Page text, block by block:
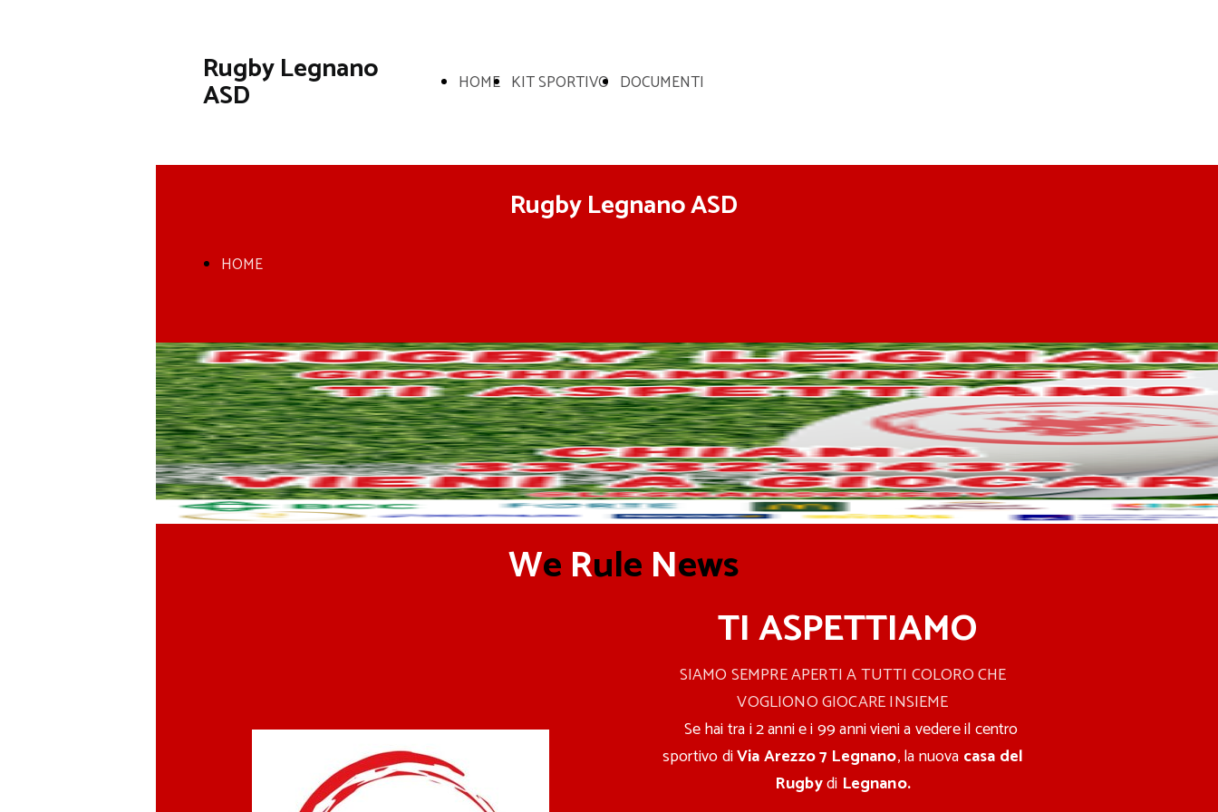
HOME KIT SPORTIVO DOCUMENTI
Rugby Legnano
ASD
Rugby Legnano ASD
HOME
WeRuleNews
TI ASPETTIAMO
SIAMO SEMPRE APERTI A TUTTI COLORO CHE
VOGLIONO GIOCARE INSIEME
Se hai tra i 2 anni e i 99 anni vieni a vedere il centro
sportivo diVia Arezzo 7 Legnano, la nuova casa del
Rugbydi Legnano.